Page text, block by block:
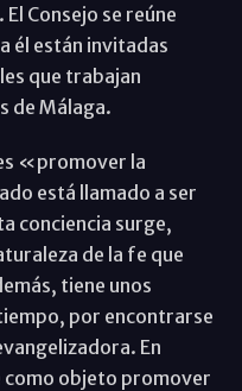
Consejo se reúne
él están invitadas
que trabajan
de Málaga.
«promover la
está llamado a ser
conciencia surge,
de la fe que
tiene unos
por encontrarse
En
como objeto promover